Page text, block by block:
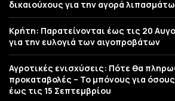
δικαιούχους για την αγορά
Κρήτη: Παρατείνονται έως τις 20
για την ευλογιά των αιγοπροβάτων
Αγροτικές ενισχύσεις: Πότε θα
προκαταβολές – Το μπόνους για
έως τις 15 Σεπτεμβρίου